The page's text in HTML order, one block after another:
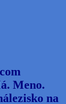
Meno.
na